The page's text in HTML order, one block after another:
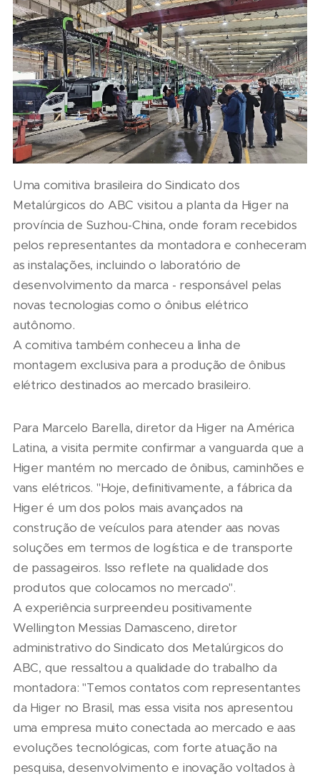
Uma comitiva brasileira do Sindicato dos
Metalúrgicos do ABC visitou a planta da Higer na
província de Suzhou-China, onde foram recebidos
pelos representantes da montadora e conheceram
as instalações, incluindo o laboratório de
desenvolvimento da marca - responsável pelas
novas tecnologias como o ônibus elétrico
autônomo.
A comitiva também conheceu a linha de
montagem exclusiva para a produção de ônibus
elétrico destinados ao mercado brasileiro.
Para Marcelo Barella, diretor da Higer na América
Latina, a visita permite confirmar a vanguarda que a
Higer mantém no mercado de ônibus, caminhões e
vans elétricos. "Hoje, definitivamente, a fábrica da
Higer é um dos polos mais avançados na
construção de veículos para atender aas novas
soluções em termos de logística e de transporte
de passageiros. Isso reflete na qualidade dos
produtos que colocamos no mercado".
A experiência surpreendeu positivamente
Wellington Messias Damasceno, diretor
administrativo do Sindicato dos Metalúrgicos do
ABC, que ressaltou a qualidade do trabalho da
montadora: "Temos contatos com representantes
da Higer no Brasil, mas essa visita nos apresentou
uma empresa muito conectada ao mercado e aas
evoluções tecnológicas, com forte atuação na
pesquisa, desenvolvimento e inovação voltados à